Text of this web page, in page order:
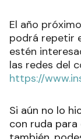
El año
podrá repetir
estén
las redes del
https://
Si aún no lo
con ruda